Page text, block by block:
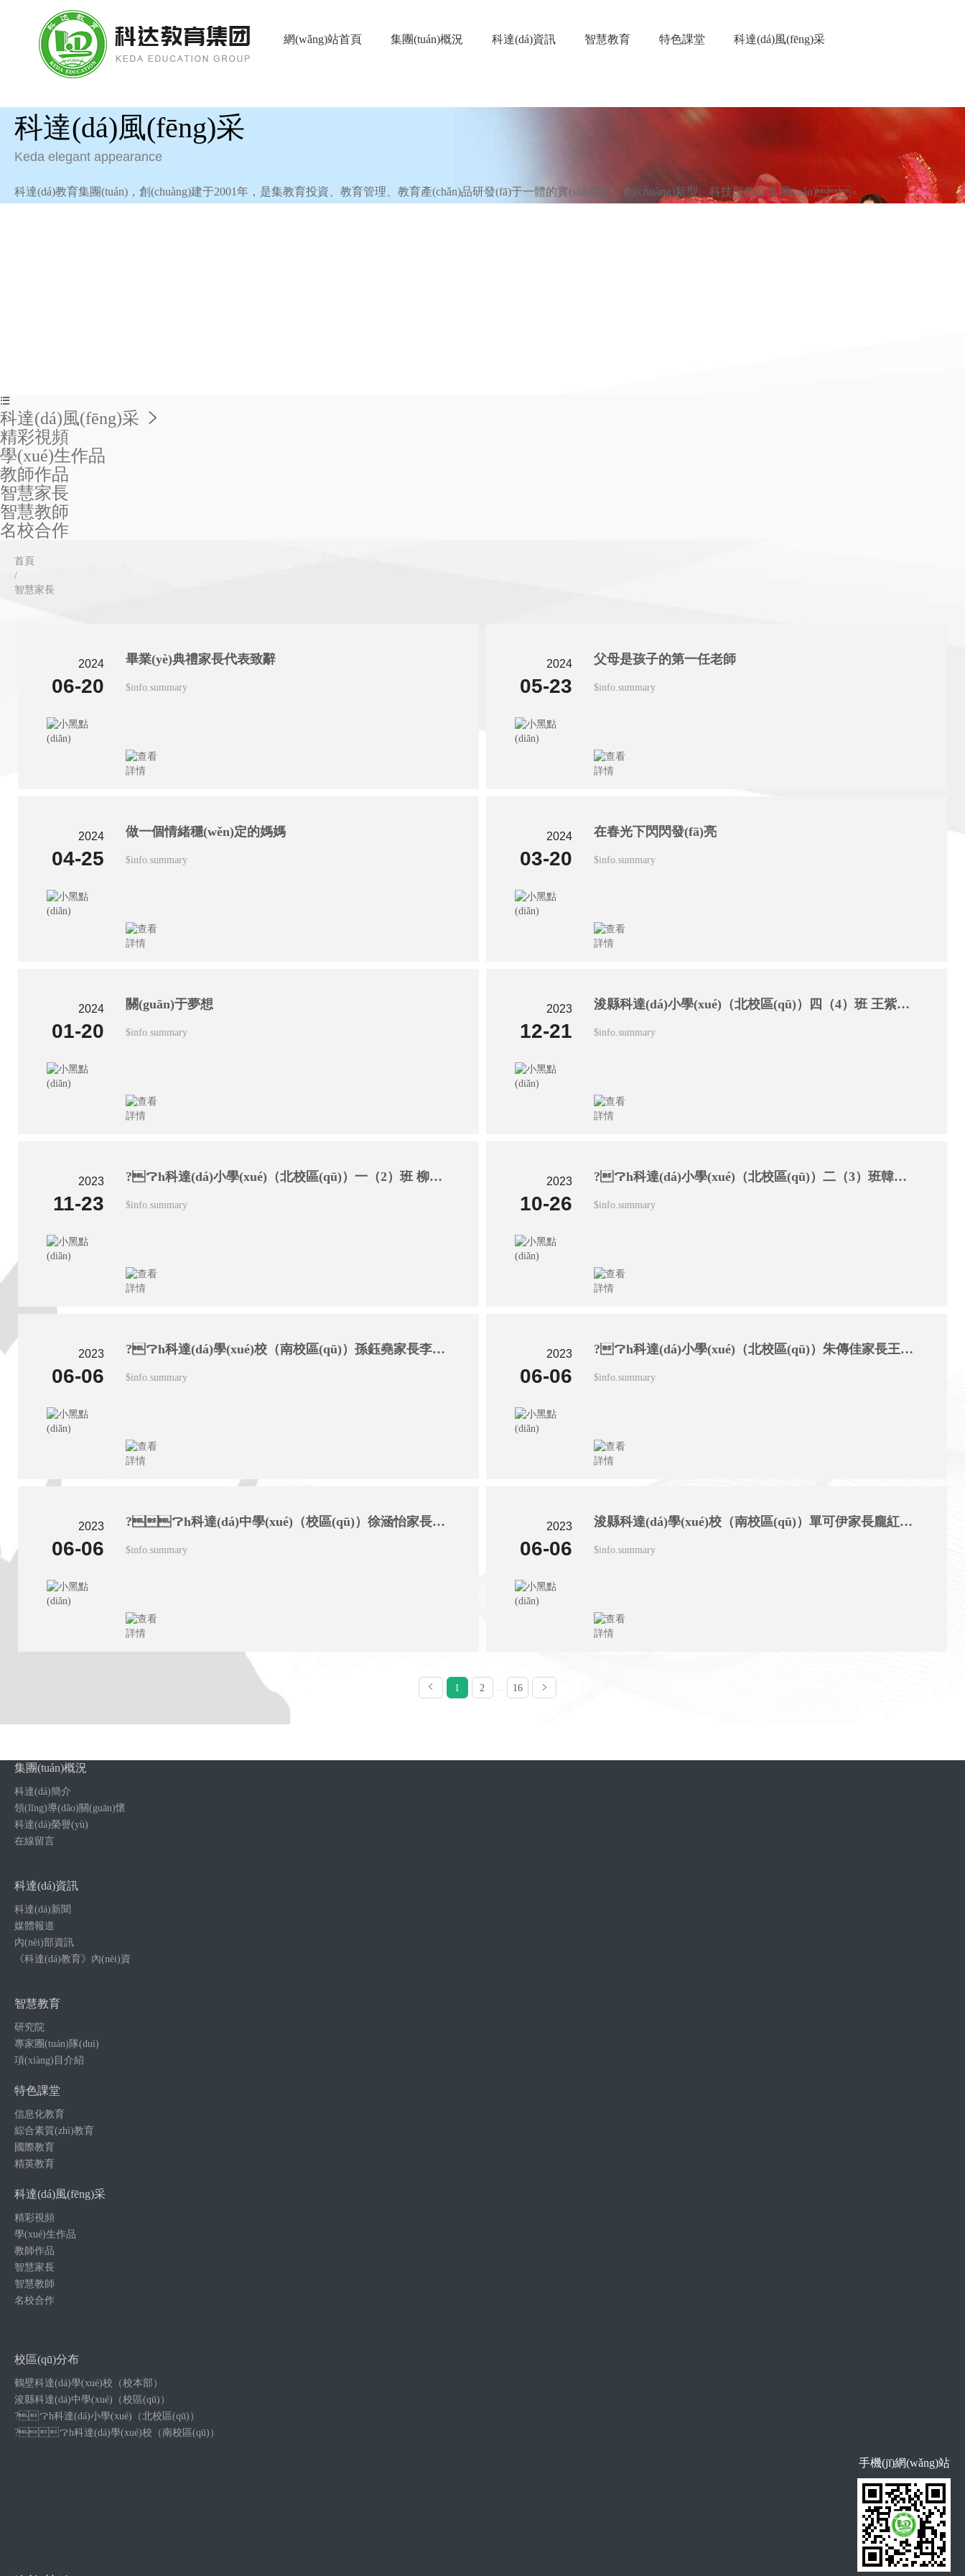
日本乱亲倫频視_啪啪视频全日本a 区_欧美精品一区自慰流白浆_一夲道无码无卡免费
科達(dá)風(fēng)采
Keda elegant appearance
科達(dá)教育集團(tuán)，創(chuàng)建于2001年，是集教育投資、教育管理、教育產(chǎn)品研發(fā)于一體的實(shí)體型、創(chuàng)新型、科技型教育集團(tuán)。

科達(dá)風(fēng)采 
精彩視頻
學(xué)生作品
教師作品
智慧家長
智慧教師
名校合作
首頁
/
智慧家長
2024
06-20
畢業(yè)典禮家長代表致辭
$info.summary
2024
05-23
父母是孩子的第一任老師
$info.summary
2024
04-25
做一個情緒穩(wěn)定的媽媽
$info.summary
2024
03-20
在春光下閃閃發(fā)亮
$info.summary
2024
01-20
關(guān)于夢想
$info.summary
2023
12-21
浚縣科達(dá)小學(xué)（北校區(qū)）四（4）班 王紫瑤家長 吳帥寧：寫給我親愛的孩子
$info.summary
2023
11-23
?？h科達(dá)小學(xué)（北校區(qū)）一（2）班 柳樂軒家長郭孟琪：憶農(nóng)忙
$info.summary
2023
10-26
?？h科達(dá)小學(xué)（北校區(qū)）二（3）班韓樂熙家長王晶倩：感恩科達(dá)
$info.summary
2023
06-06
?？h科達(dá)學(xué)校（南校區(qū)）孫鈺堯家長李士娟：芒種時節(jié)憶往事
$info.summary
2023
06-06
?？h科達(dá)小學(xué)（北校區(qū)）朱傳佳家長王偉華：初夏
$info.summary
2023
06-06
?？h科達(dá)中學(xué)（校區(qū)）徐涵怡家長郭曉慢：學(xué)會和孩子溝通
$info.summary
2023
06-06
浚縣科達(dá)學(xué)校（南校區(qū)）單可伊家長龐紅瑞：夏日偶感
$info.summary
1 2 ... 16
網(wǎng)站首頁 集團(tuán)概況 科達(dá)資訊 智慧教育 特色課堂 科達(dá)風(fēng)采
集團(tuán)概況
科達(dá)簡介
領(lǐng)導(dǎo)關(guān)懷
科達(dá)榮譽(yù)
在線留言
科達(dá)資訊
科達(dá)新聞
媒體報道
內(nèi)部資訊
《科達(dá)教育》內(nèi)資
智慧教育
研究院
專家團(tuán)隊(duì)
項(xiàng)目介紹
特色課堂
信息化教育
綜合素質(zhì)教育
國際教育
精英教育
科達(dá)風(fēng)采
精彩視頻
學(xué)生作品
教師作品
智慧家長
智慧教師
名校合作
校區(qū)分布
鶴壁科達(dá)學(xué)校（校本部）
浚縣科達(dá)中學(xué)（校區(qū)）
?？h科達(dá)小學(xué)（北校區(qū)）
?？h科達(dá)學(xué)校（南校區(qū)）
手機(jī)網(wǎng)站